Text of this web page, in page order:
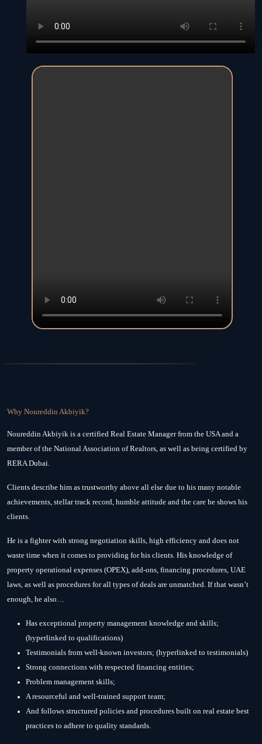
Why Noureddin Akbiyik?
Noureddin Akbiyik is a certified Real Estate Manager from the USA and a
member of the National Association of Realtors, as well as being certified by
RERA Dubai.
Clients describe him as trustworthy above all else due to his many notable
achievements, stellar track record, humble attitude and the care he shows his
clients.
He is a fighter with strong negotiation skills, high efficiency and does not
waste time when it comes to providing for his clients. His knowledge of
property operational expenses (OPEX), add-ons, financing procedures, UAE
laws, as well as procedures for all types of deals are unmatched. If that wasn’t
enough, he also…
Has exceptional property management knowledge and skills;
(hyperlinked to qualifications)
Testimonials from well-known investors; (hyperlinked to testimonials)
Strong connections with respected financing entities;
Problem management skills;
A resourceful and well-trained support team;
And follows structured policies and procedures built on real estate best
practices to adhere to quality standards.